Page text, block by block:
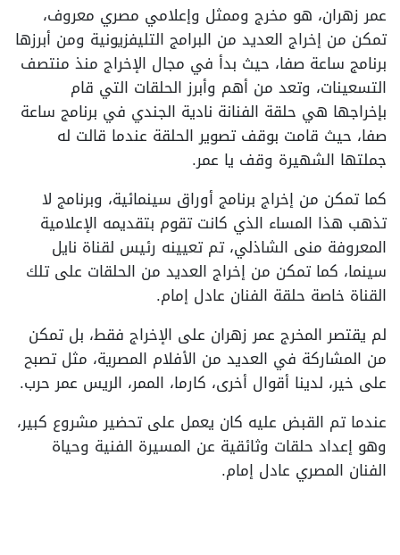
عمر زهران، هو مخرج وممثل وإعلامي مصري معروف،
تمكن من إخراج العديد من البرامج التليفزيونية ومن أبرزها
برنامج ساعة صفا، حيث بدأ في مجال الإخراج منذ منتصف
التسعينات، وتعد من أهم وأبرز الحلقات التي قام
بإخراجها هي حلقة الفنانة نادية الجندي في برنامج ساعة
صفا، حيث قامت بوقف تصوير الحلقة عندما قالت له
جملتها الشهيرة وقف يا عمر.
كما تمكن من إخراج برنامج أوراق سينمائية، وبرنامج لا
تذهب هذا المساء الذي كانت تقوم بتقديمه الإعلامية
المعروفة منى الشاذلي، تم تعيينه رئيس لقناة نايل
سينما، كما تمكن من إخراج العديد من الحلقات على تلك
القناة خاصة حلقة الفنان عادل إمام.
لم يقتصر المخرج عمر زهران على الإخراج فقط، بل تمكن
من المشاركة في العديد من الأفلام المصرية، مثل تصبح
على خير، لدينا أقوال أخرى، كارما، الممر، الريس عمر حرب.
عندما تم القبض عليه كان يعمل على تحضير مشروع كبير،
وهو إعداد حلقات وثائقية عن المسيرة الفنية وحياة
الفنان المصري عادل إمام.